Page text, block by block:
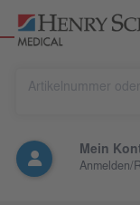
Mein
Anmelden/